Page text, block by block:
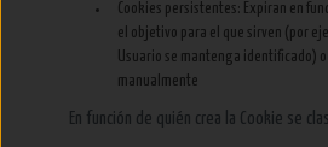
Cookies persistentes: Expiran en
el objetivo para el que sirven (por
Usuario se mantenga identificado)
manualmente
En función de quién crea la Cookie se